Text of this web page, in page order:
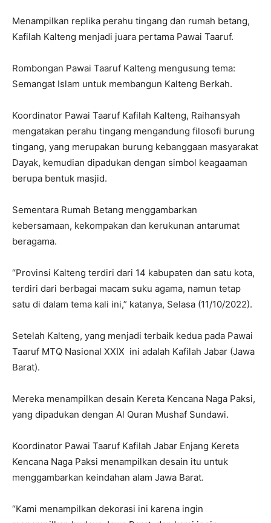
Menampilkan replika perahu tingang dan rumah betang,
Kafilah Kalteng menjadi juara pertama Pawai Taaruf.
Rombongan Pawai Taaruf Kalteng mengusung tema:
Semangat Islam untuk membangun Kalteng Berkah.
Koordinator Pawai Taaruf Kafilah Kalteng, Raihansyah
mengatakan perahu tingang mengandung filosofi burung
tingang, yang merupakan burung kebanggaan masyarakat
Dayak, kemudian dipadukan dengan simbol keagaaman
berupa bentuk masjid.
Sementara Rumah Betang menggambarkan
kebersamaan, kekompakan dan kerukunan antarumat
beragama.
“Provinsi Kalteng terdiri dari 14 kabupaten dan satu kota,
terdiri dari berbagai macam suku agama, namun tetap
satu di dalam tema kali ini,” katanya, Selasa (11/10/2022).
Setelah Kalteng, yang menjadi terbaik kedua pada Pawai
Taaruf MTQ Nasional XXIX ini adalah Kafilah Jabar (Jawa
Barat).
Mereka menampilkan desain Kereta Kencana Naga Paksi,
yang dipadukan dengan Al Quran Mushaf Sundawi.
Koordinator Pawai Taaruf Kafilah Jabar Enjang Kereta
Kencana Naga Paksi menampilkan desain itu untuk
menggambarkan keindahan alam Jawa Barat.
“Kami menampilkan dekorasi ini karena ingin